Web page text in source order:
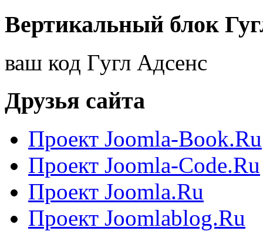
Вертикальный блок
ваш код Гугл Адсенс
Друзья сайта
Проект Joomla-Book.Ru
Проект Joomla-Code.Ru
Проект Joomla.Ru
Проект Joomlablog.Ru